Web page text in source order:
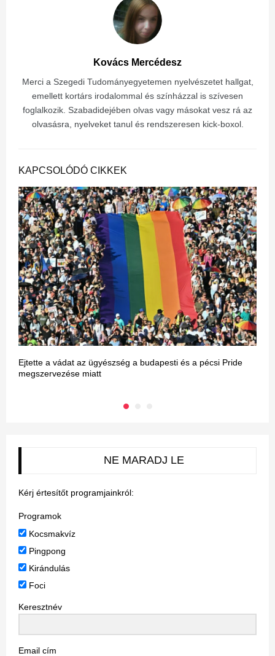
Kovács Mercédesz
Merci a Szegedi Tudományegyetemen nyelvészetet hallgat,
emellett kortárs irodalommal és színházzal is szívesen
foglalkozik. Szabadidejében olvas vagy másokat vesz rá az
olvasásra, nyelveket tanul és rendszeresen kick-boxol.
KAPCSOLÓDÓ CIKKEK
Ejtette a vádat az ügyészség a budapesti és a pécsi Pride
megszervezése miatt
NE MARADJ LE
Kérj értesítőt programjainkról:
Programok
Kocsmakvíz
Pingpong
Kirándulás
Foci
Keresztnév
Email cím